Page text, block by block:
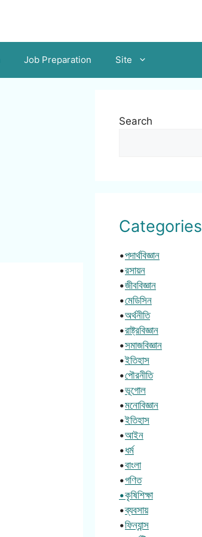
Job Preparation Site
Search
Categories
•পদার্থবিজ্ঞান
•রসায়ন
•জীববিজ্ঞান
•মেডিসিন
•অর্থনীতি
•রাষ্ট্রবিজ্ঞান
•সমাজবিজ্ঞান
•ইতিহাস
•পৌরনীতি
•ভূগোল
•মনোবিজ্ঞান
•ইতিহাস
•আইন
•ধর্ম
•বাংলা
•গণিত
•কৃষিশিক্ষা
•ব্যবসায়
•ফিন্যান্স